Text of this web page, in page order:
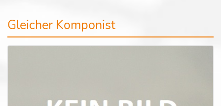
Gleicher Komponist